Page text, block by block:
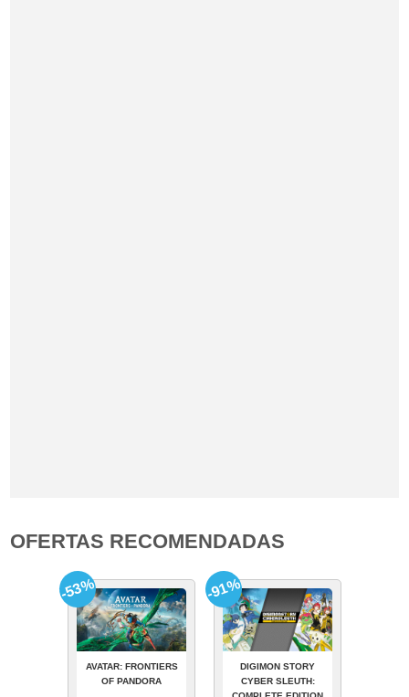
OFERTAS RECOMENDADAS
AVATAR: FRONTIERS
OF PANDORA
-53%
DIGIMON STORY
CYBER SLEUTH:
-91%